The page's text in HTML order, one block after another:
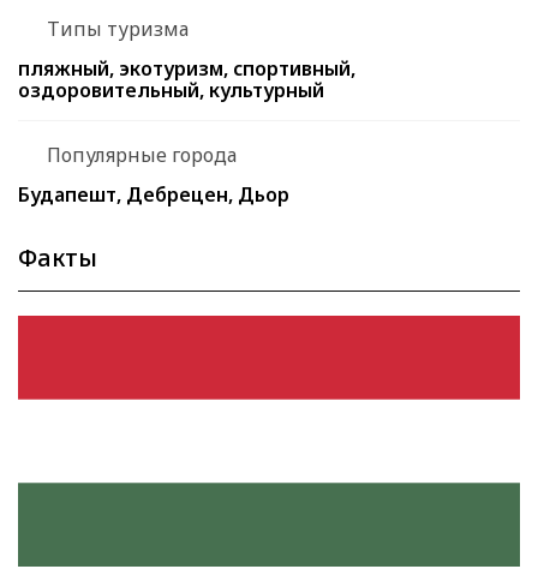
Факты
Типы туризма
пляжный, экотуризм, спортивный,
оздоровительный, культурный
Популярные города
Будапешт, Дебрецен, Дьор